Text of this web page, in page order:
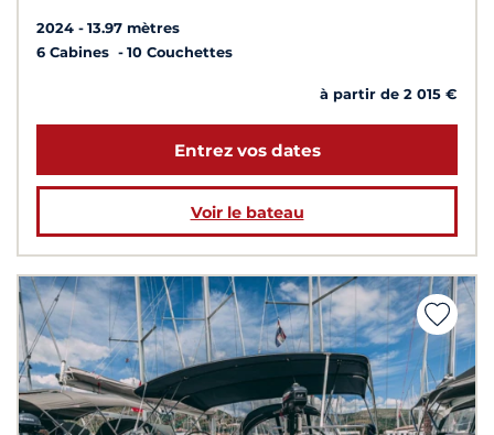
2024
13.97 mètres
6 Cabines
10 Couchettes
à partir de 2 015 €
Entrez vos dates
Voir le bateau